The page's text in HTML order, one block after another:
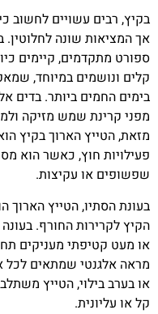
בקיץ, רבים עשויים לחשוב
אך המציאות שונה לחלוטין.
ספורט מתקדמים, קיימים
קלים ונושמים במיוחד,
בימים החמים ביותר. בדים
מפני קרינת שמש מזיקה
מזאת, הטייץ הארוך בקיץ
פעילויות חוץ, כאשר הוא
שפשופים או עקיצות.
בעונת הסתיו, הטייץ הארוך
הקיץ לקרירות החורף.
או מעט קטיפתי מעניקים
מראה אלגנטי שמתאים לכל
או בערב בילוי, הטייץ
קל או עליונית.